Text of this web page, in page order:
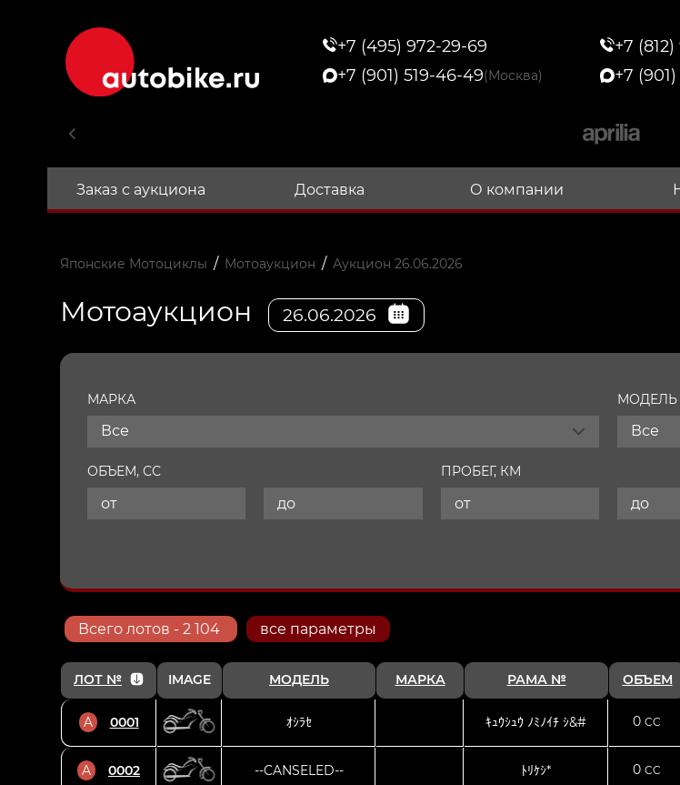
+7 (495) 972-29-69
+7 (901) 519-46-49(Москва)
+7
+7
Заказ с аукциона Доставка О компании
Японские Мотоциклы / Мотоаукцион / Аукцион 26.06.2026
Мотоаукцион 26.06.2026
МАРКА
Все
МОДЕЛЬ
Все
ОБЪЕМ, СС ПРОБЕГ, КМ
Всего лотов - 2 104 все параметры
ЛОТ № IMAGE МОДЕЛЬ МАРКА РАМА № ОБЪЕМ
A 0001 ｵｼﾗｾ ｷｭｳｼｭｳ ﾉﾐﾉｲﾁ ｼ&# 0 CC
A 0002 --CANSELED-- ﾄﾘｹｼ* 0 CC